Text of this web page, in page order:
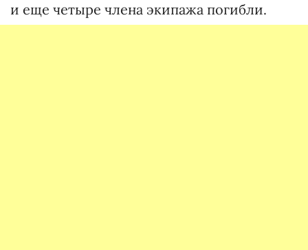
и еще четыре члена экипажа погибли.